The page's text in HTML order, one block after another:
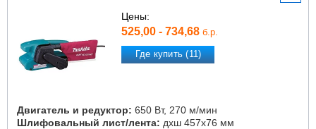
Цены:
525,00 - 734,68 б.р.
Где купить (11)
Двигатель и редуктор: 650 Вт, 270 м/мин
Шлифовальный лист/лента: дxш 457x76 мм